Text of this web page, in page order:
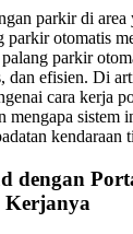
parkir di area
parkir otomatis
parkir
dan efisien. Di
cara kerja
mengapa sistem
kendaraan
dengan
Kerjanya